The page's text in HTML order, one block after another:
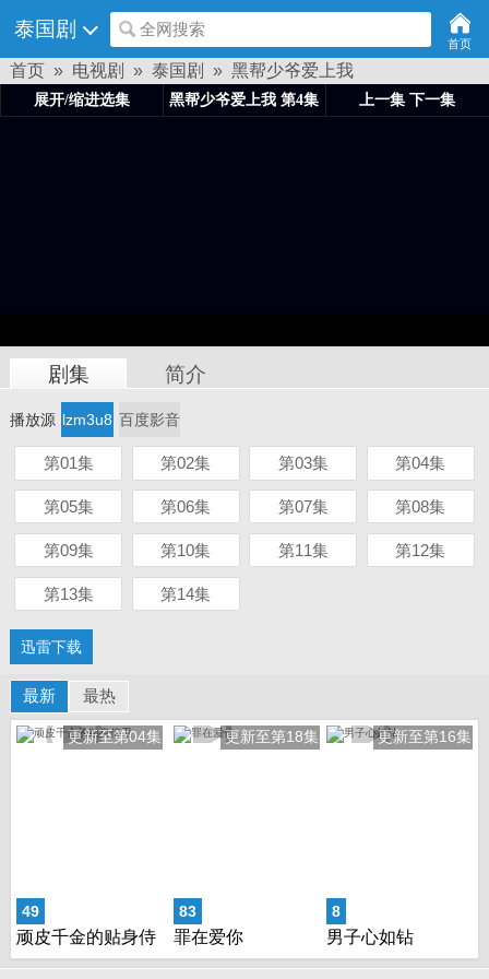
泰国剧 全网搜索
首页
首页» 电视剧 » 泰国剧 » 黑帮少爷爱上我
剧集 简介
播放源 lzm3u8 百度影音
第01集 第02集 第03集 第04集
第05集 第06集 第07集 第08集
第09集 第10集 第11集 第12集
第13集 第14集
迅雷下载
最新 最热
49
更新至第04集
顽皮千金的贴身侍
卫
83
更新至第18集
罪在爱你
8
更新至第16集
男子心如钻